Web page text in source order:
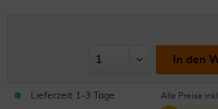
In den
Lieferzeit 1-3 Tage Alle Preise